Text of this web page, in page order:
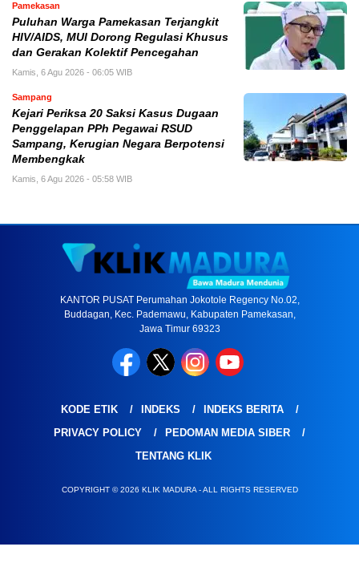
Pamekasan
Puluhan Warga Pamekasan Terjangkit
HIV/AIDS, MUI Dorong Regulasi Khusus
dan Gerakan Kolektif Pencegahan
Kamis, 6 Agu 2026 - 06:05 WIB
Sampang
Kejari Periksa 20 Saksi Kasus Dugaan
Penggelapan PPh Pegawai RSUD
Sampang, Kerugian Negara Berpotensi
Membengkak
Kamis, 6 Agu 2026 - 05:58 WIB
KANTOR PUSAT Perumahan Jokotole Regency No.02,
Buddagan, Kec. Pademawu, Kabupaten Pamekasan,
Jawa Timur 69323
KODE ETIK INDEKS
INDEKS BERITA
PRIVACY POLICY
PEDOMAN MEDIA SIBER
TENTANG KLIK
COPYRIGHT © 2026 KLIK MADURA - ALL RIGHTS RESERVED